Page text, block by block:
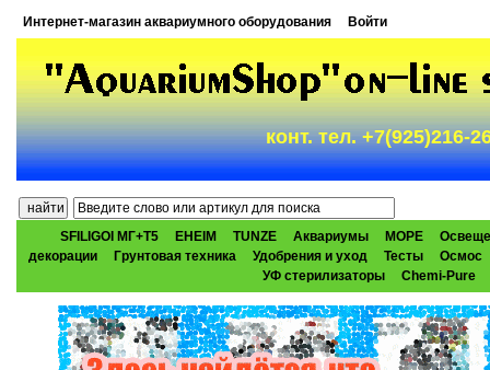
Интернет-магазин аквариумного оборудования Войти
конт. тел. +7(925)216-
SFILIGOI МГ+Т5 EHEIM TUNZE Аквариумы МОРЕ
декорации
Грунтовая техника Удобрения и уход Тесты
Осмос
УФ стерилизаторы
Chemi-Pure